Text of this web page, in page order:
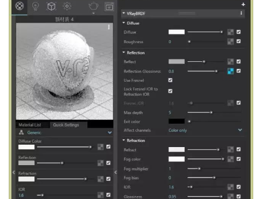
筑
设
室
内
设
计
城
市